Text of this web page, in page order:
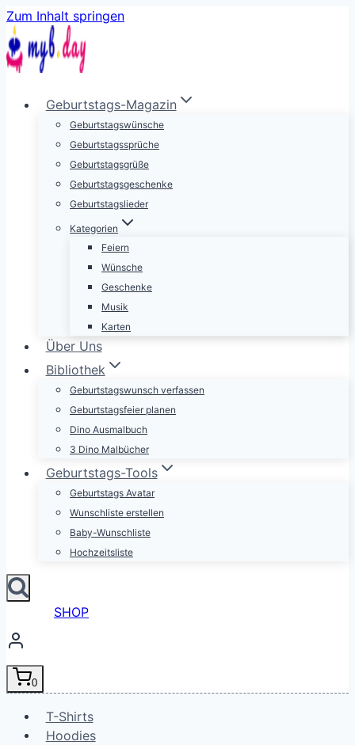
Zum Inhalt springen
Geburtstags-Magazin
Geburtstagswünsche
Geburtstagssprüche
Geburtstagsgrüße
Geburtstagsgeschenke
Geburtstagslieder
Kategorien
Feiern
Wünsche
Geschenke
Musik
Karten
Über Uns
Bibliothek
Geburtstagswunsch verfassen
Geburtstagsfeier planen
Dino Ausmalbuch
3 Dino Malbücher
Geburtstags-Tools
Geburtstags Avatar
Wunschliste erstellen
Baby-Wunschliste
Hochzeitsliste
SHOP
0
T-Shirts
Hoodies